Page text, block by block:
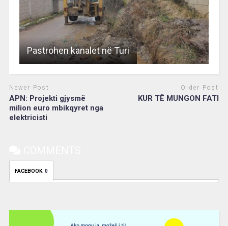
Pastrohen kanalet në Turi
Newer Post
APN: Projekti gjysmë
milion euro mbikqyret nga
elektricisti
Older Post
KUR TË MUNGON FATI
FACEBOOK: 0